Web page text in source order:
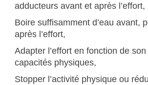
adducteurs avant et après l’effort,
Boire suffisamment d’eau avant,
après l’effort,
Adapter l’effort en fonction de
capacités physiques,
Stopper l’activité physique ou